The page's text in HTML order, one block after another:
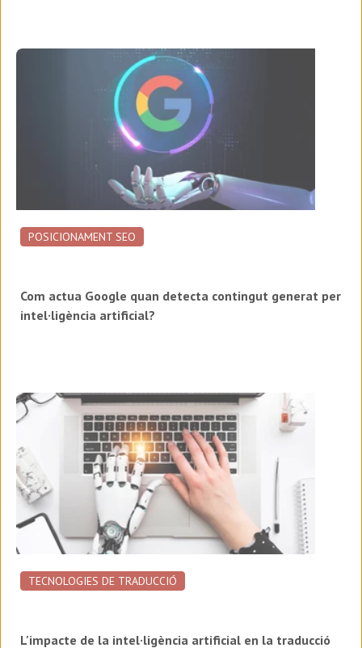
POSICIONAMENT SEO
Com actua Google quan detecta contingut generat per
intel·ligència artificial?
TECNOLOGIES DE TRADUCCIÓ
L'impacte de la intel·ligència artificial en la traducció